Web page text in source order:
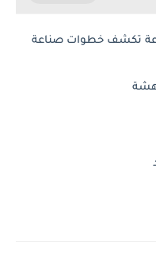
تكشف خطوات صناعة